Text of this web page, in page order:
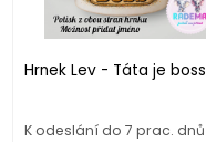
Hrnek Lev - Táta je boss
K odeslání do 7 prac. dnů